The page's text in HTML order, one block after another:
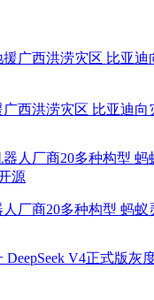
西洪涝灾区 比亚迪向
厂商20多种构型 蚂蚁